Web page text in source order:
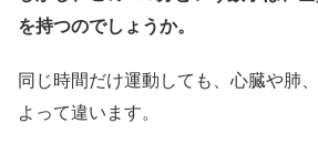
を持つのでしょうか。
同じ時間だけ運動しても、心臓や肺
よって違います。